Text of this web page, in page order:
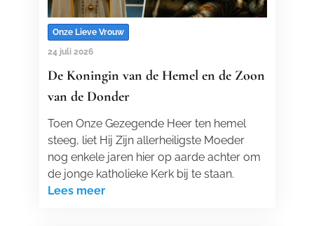
Onze Lieve Vrouw
24 juli 2026
De Koningin van de Hemel en de Zoon
van de Donder
Toen Onze Gezegende Heer ten hemel
steeg, liet Hij Zijn allerheiligste Moeder
nog enkele jaren hier op aarde achter om
de jonge katholieke Kerk bij te staan.
Lees meer